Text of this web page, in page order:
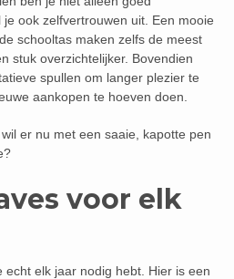
ook zelfvertrouwen uit. Een mooie
schooltas maken zelfs de meest
stuk overzichtelijker. Bovendien
spullen om langer plezier te
aankopen te hoeven doen.
er nu met een saaie, kapotte pen
voor elk
echt elk jaar nodig hebt. Hier is een